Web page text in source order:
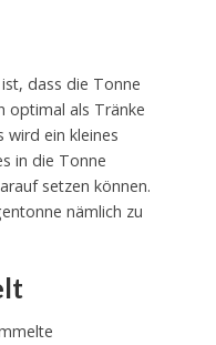
dass die Tonne
optimal als Tränke
wird ein kleines
in die Tonne
setzen können.
nämlich zu